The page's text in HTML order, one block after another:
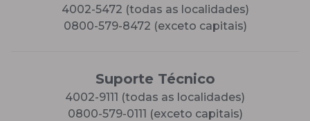
4002-5472 (todas as localidades)
0800-579-8472 (exceto capitais)
Suporte Técnico
4002-9111 (todas as localidades)
0800-579-0111 (exceto capitais)